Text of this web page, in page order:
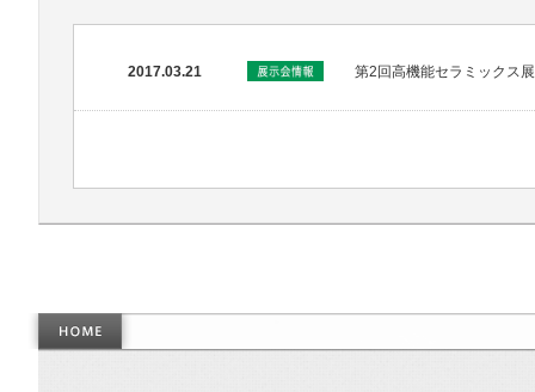
2017.03.21 第2回高機能セラミックス